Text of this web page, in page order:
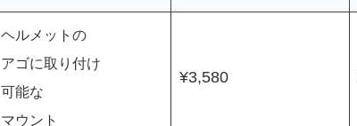
ヘルメットの
アゴに取り付け
可能な
マウント
¥3,580